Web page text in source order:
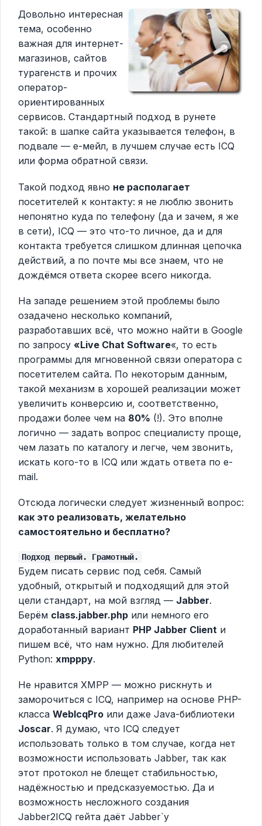
Довольно интересная
тема, особенно
важная для интернет-
магазинов, сайтов
турагенств и прочих
оператор-
ориентированных
сервисов. Стандартный подход в рунете
такой: в шапке сайта указывается телефон, в
подвале — е-мейл, в лучшем случае есть ICQ
или форма обратной связи.
Такой подход явно не располагает
посетителей к контакту: я не люблю звонить
непонятно куда по телефону (да и зачем, я же
в сети), ICQ — это что-то личное, да и для
контакта требуется слишком длинная цепочка
действий, а по почте мы все знаем, что не
дождёмся ответа скорее всего никогда.
На западе решением этой проблемы было
озадачено несколько компаний,
разработавших всё, что можно найти в Google
по запросу «Live Chat Software«, то есть
программы для мгновенной связи оператора с
посетителем сайта. По некоторым данным,
такой механизм в хорошей реализации может
увеличить конверсию и, соответственно,
продажи более чем на 80% (!). Это вполне
логично — задать вопрос специалисту проще,
чем лазать по каталогу и легче, чем звонить,
искать кого-то в ICQ или ждать ответа по e-
mail.
Отсюда логически следует жизненный вопрос:
как это реализовать, желательно
самостоятельно и бесплатно?
Подход первый. Грамотный.
Будем писать сервис под себя. Самый
удобный, открытый и подходящий для этой
цели стандарт, на мой взгляд — Jabber.
Берём class.jabber.php или немного его
доработанный вариант PHP Jabber Client и
пишем всё, что нам нужно. Для любителей
Python: xmpppy.
Не нравится XMPP — можно рискнуть и
заморочиться с ICQ, например на основе PHP-
класса WebIcqPro или даже Java-библиотеки
Joscar. Я думаю, что ICQ следует
использовать только в том случае, когда нет
возможности использовать Jabber, так как
этот протокол не блещет стабильностью,
надёжностью и предсказуемостью. Да и
возможность несложного создания
Jabber2ICQ гейта даёт Jabber`у